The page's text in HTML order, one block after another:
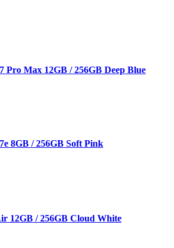
Pro Max 12GB / 256GB Deep Blue
8GB / 256GB Soft Pink
12GB / 256GB Cloud White